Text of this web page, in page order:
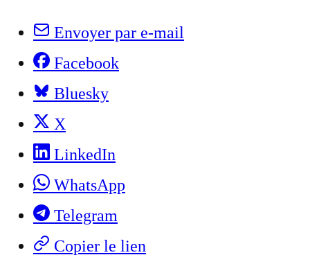
Envoyer par e-mail
Facebook
Bluesky
X
LinkedIn
WhatsApp
Telegram
Copier le lien